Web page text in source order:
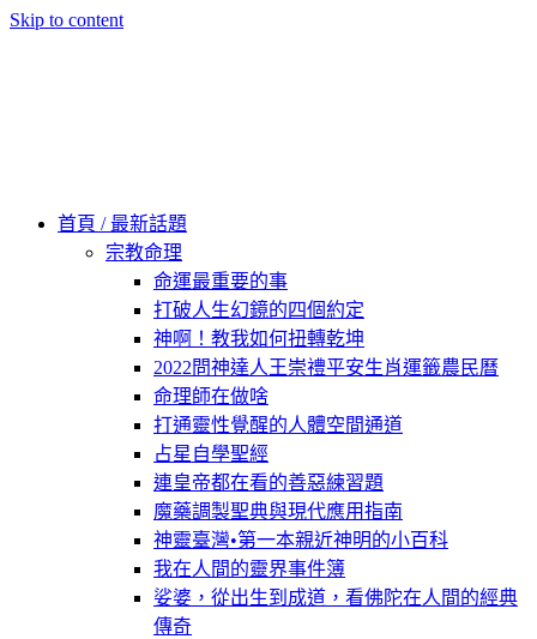
Skip to content
首頁 / 最新話題
宗教命理
命運最重要的事
打破人生幻鏡的四個約定
神啊！教我如何扭轉乾坤
2022問神達人王崇禮平安生肖運籤農民曆
命理師在做啥
打通靈性覺醒的人體空間通道
占星自學聖經
連皇帝都在看的善惡練習題
魔藥調製聖典與現代應用指南
神靈臺灣•第一本親近神明的小百科
我在人間的靈界事件簿
娑婆，從出生到成道，看佛陀在人間的經典
傳奇